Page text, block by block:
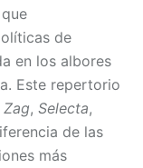
de
en los albores
Este repertorio
,Selecta,
de las
más